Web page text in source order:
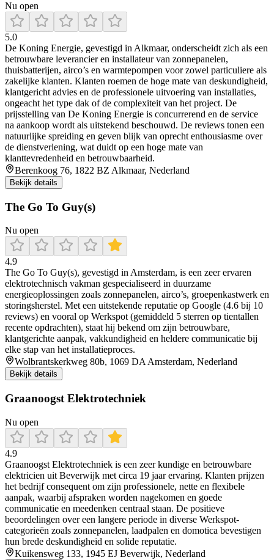
Nu open
5.0
De Koning Energie, gevestigd in Alkmaar, onderscheidt zich als een
betrouwbare leverancier en installateur van zonnepanelen,
thuisbatterijen, airco’s en warmtepompen voor zowel particuliere als
zakelijke klanten. Klanten roemen de hoge mate van deskundigheid,
klantgericht advies en de professionele uitvoering van installaties,
ongeacht het type dak of de complexiteit van het project. De
prijsstelling van De Koning Energie is concurrerend en de service
na aankoop wordt als uitstekend beschouwd. De reviews tonen een
natuurlijke spreiding en geven blijk van oprecht enthousiasme over
de dienstverlening, wat duidt op een hoge mate van
klanttevredenheid en betrouwbaarheid.
Berenkoog 76, 1822 BZ Alkmaar, Nederland
Bekijk details
The Go To Guy(s)
Nu open
4.9
The Go To Guy(s), gevestigd in Amsterdam, is een zeer ervaren
elektrotechnisch vakman gespecialiseerd in duurzame
energieoplossingen zoals zonnepanelen, airco’s, groepenkastwerk en
storingsherstel. Met een uitstekende reputatie op Google (4.6 bij 10
reviews) en vooral op Werkspot (gemiddeld 5 sterren op tientallen
recente opdrachten), staat hij bekend om zijn betrouwbare,
klantgerichte aanpak, vakkundigheid en heldere communicatie bij
elke stap van het installatieproces.
Wolbrantskerkweg 80b, 1069 DA Amsterdam, Nederland
Bekijk details
Graanoogst Elektrotechniek
Nu open
4.9
Graanoogst Elektrotechniek is een zeer kundige en betrouwbare
elektricien uit Beverwijk met circa 19 jaar ervaring. Klanten prijzen
het bedrijf consequent om zijn professionele, nette en flexibele
aanpak, waarbij afspraken worden nagekomen en goede
communicatie en meedenken centraal staan. De positieve
beoordelingen over een langere periode in diverse Werkspot-
categorieën zoals zonnepanelen, laadpalen en domotica bevestigen
hun brede deskundigheid en solide reputatie.
Kuikensweg 133, 1945 EJ Beverwijk, Nederland